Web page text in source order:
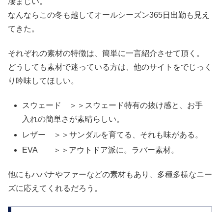
なんならこの冬も越してオールシーズン365日出勤も見え
てきた。
それぞれの素材の特徴は、簡単に一言紹介させて頂く。
どうしても素材で迷っている方は、他のサイトをでじっく
り吟味してほしい。
スウェード ＞＞スウェード特有の抜け感と、お手
入れの簡単さが素晴らしい。
レザー ＞＞サンダルを育てる、それも味がある。
EVA ＞＞アウトドア派に。ラバー素材。
他にもハバナやファーなどの素材もあり、多種多様なニー
ズに応えてくれるだろう。